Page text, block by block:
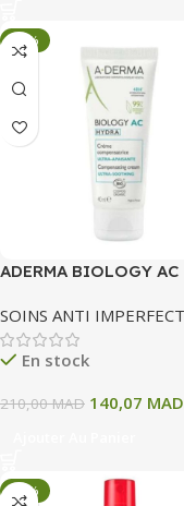
-33%
ADERMA BIOLOGY AC
COMPENSATRICE
APAISANTE 40ML
SOINS ANTI
En stock
210,00MAD 140,07 MAD
-33%